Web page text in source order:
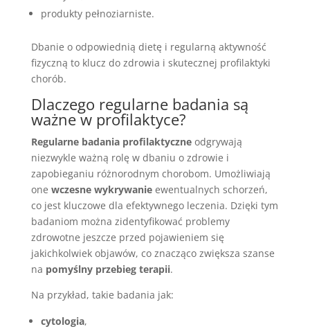
produkty pełnoziarniste.
Dbanie o odpowiednią dietę i regularną aktywność
fizyczną to klucz do zdrowia i skutecznej profilaktyki
chorób.
Dlaczego regularne badania są
ważne w profilaktyce?
Regularne badania profilaktyczneodgrywają
niezwykle ważną rolę w dbaniu o zdrowie i
zapobieganiu różnorodnym chorobom. Umożliwiają
one wczesne wykrywanieewentualnych schorzeń,
co jest kluczowe dla efektywnego leczenia. Dzięki tym
badaniom można zidentyfikować problemy
zdrowotne jeszcze przed pojawieniem się
jakichkolwiek objawów, co znacząco zwiększa szanse
na pomyślny przebieg terapii.
Na przykład, takie badania jak:
cytologia,